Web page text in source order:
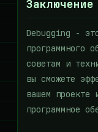
Заключение
Debugging -
программного
советам и
вы сможете
вашем проекте
программное